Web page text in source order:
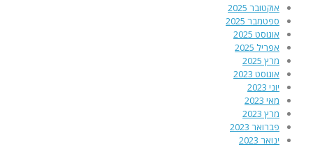
אוקטובר 2025
ספטמבר 2025
אוגוסט 2025
אפריל 2025
מרץ 2025
אוגוסט 2023
יוני 2023
מאי 2023
מרץ 2023
פברואר 2023
ינואר 2023